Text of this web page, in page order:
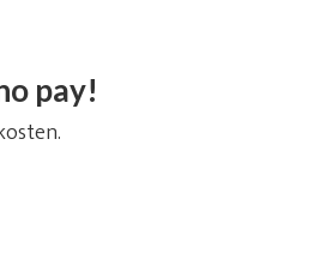
pay!